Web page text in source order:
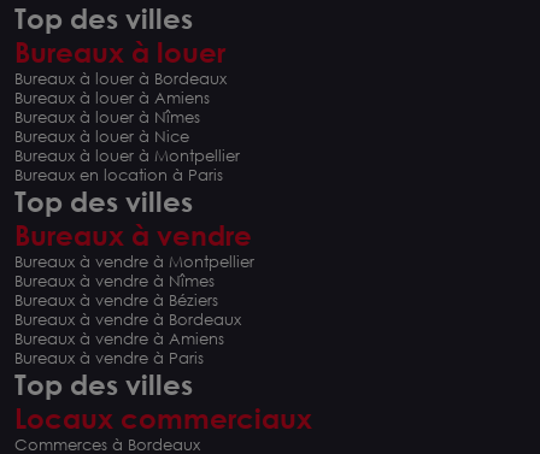
Top des villes
Bureaux à louer
Bureaux à louer à Bordeaux
Bureaux à louer à Amiens
Bureaux à louer à Nîmes
Bureaux à louer à Nice
Bureaux à louer à Montpellier
Bureaux en location à Paris
Top des villes
Bureaux à vendre
Bureaux à vendre à Montpellier
Bureaux à vendre à Nîmes
Bureaux à vendre à Béziers
Bureaux à vendre à Bordeaux
Bureaux à vendre à Amiens
Bureaux à vendre à Paris
Top des villes
Locaux commerciaux
Commerces à Bordeaux